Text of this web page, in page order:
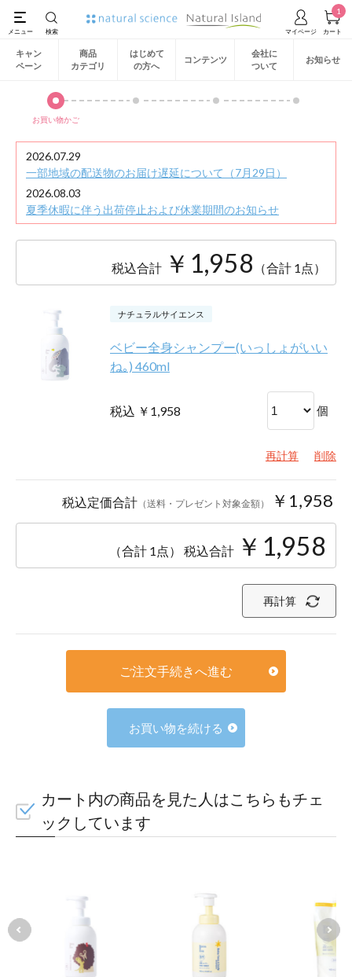
1
キャン
ペーン
商品
カテゴリ
はじめて
の方へ
コンテンツ
会社に
ついて
お知らせ
お買い物かご
2026.07.29
一部地域の配送物のお届け遅延について（7月29日）
2026.08.03
夏季休暇に伴う出荷停止および休業期間のお知らせ
税込合計 ￥1,958 （合計 1点）
ナチュラルサイエンス
ベビー全身シャンプー(いっしょがいい
ね｡) 460ml
税込 ￥1,958 個
再計算 削除
税込定価合計 （送料・プレゼント対象金額） ￥1,958
（合計 1点） 税込合計 ￥1,958
再計算
ご注文手続きへ進む
お買い物を続ける
カート内の商品を見た人はこちらもチェ
ックしています